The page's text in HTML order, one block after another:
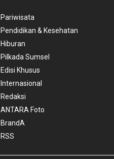
Pariwisata
Pendidikan & Kesehatan
Hiburan
Pilkada Sumsel
Edisi Khusus
Internasional
Redaksi
ANTARA Foto
BrandA
RSS